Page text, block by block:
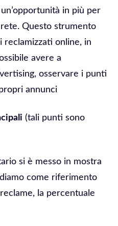
in più per
Questo strumento
reclamizzati online, in
avere a
osservare i punti
annunci
(tali punti sono
si è messo in mostra
come riferimento
la percentuale